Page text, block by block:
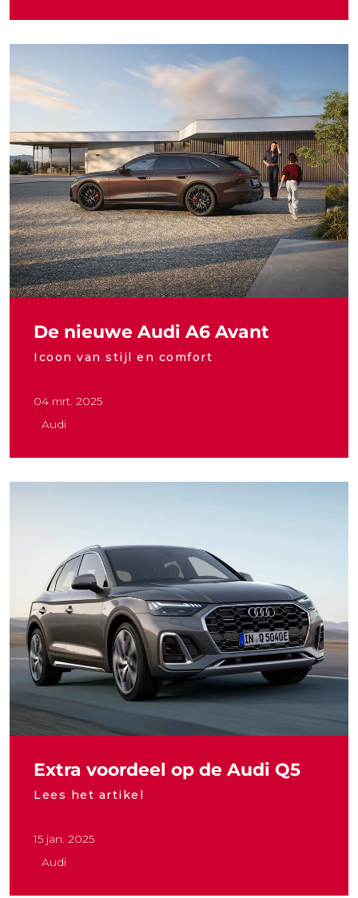
De nieuwe Audi A6 Avant
Icoon van stijl en comfort
04 mrt. 2025
Audi
Extra voordeel op de Audi Q5
Lees het artikel
15 jan. 2025
Audi